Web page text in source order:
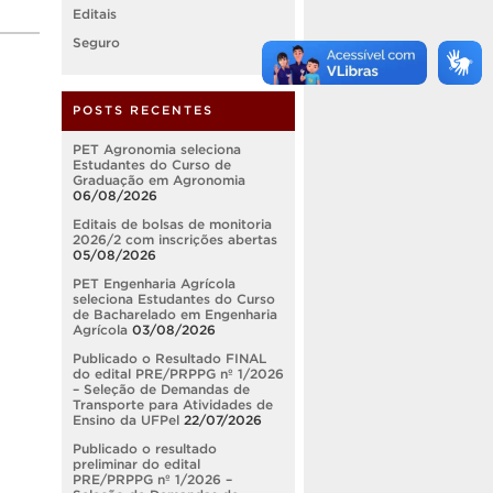
Editais
Seguro
POSTS RECENTES
PET Agronomia seleciona
Estudantes do Curso de
Graduação em Agronomia
06/08/2026
Editais de bolsas de monitoria
2026/2 com inscrições abertas
05/08/2026
PET Engenharia Agrícola
seleciona Estudantes do Curso
de Bacharelado em Engenharia
Agrícola 03/08/2026
Publicado o Resultado FINAL
do edital PRE/PRPPG nº 1/2026
– Seleção de Demandas de
Transporte para Atividades de
Ensino da UFPel 22/07/2026
Publicado o resultado
preliminar do edital
PRE/PRPPG nº 1/2026 –